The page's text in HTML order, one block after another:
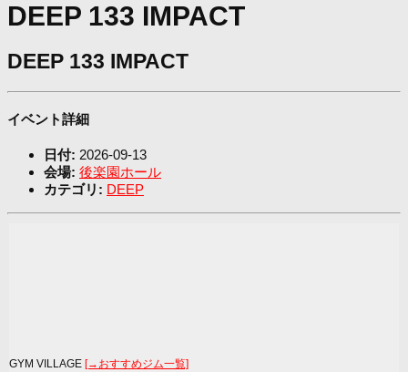
DEEP 133 IMPACT
DEEP 133 IMPACT
イベント詳細
日付: 2026-09-13
会場: 後楽園ホール
カテゴリ: DEEP
GYM VILLAGE [→おすすめジム一覧]